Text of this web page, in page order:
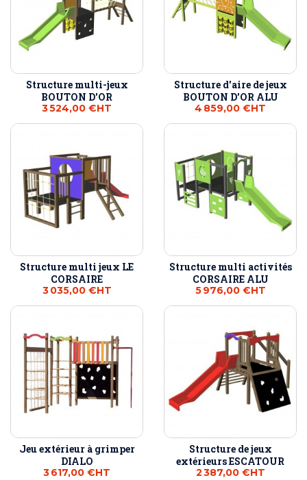
Structure multi-jeux
BOUTON D'OR
3 524,00 €HT
Structure d'aire de jeux
BOUTON D'OR ALU
4 859,00 €HT
Structure multi jeux LE
CORSAIRE
3 035,00 €HT
Structure multi activités
CORSAIRE ALU
5 976,00 €HT
Jeu extérieur à grimper
DIALO
3 617,00 €HT
Structure de jeux
extérieurs ESCATOUR
2 387,00 €HT